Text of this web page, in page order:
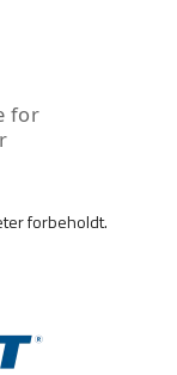
for
forbeholdt.